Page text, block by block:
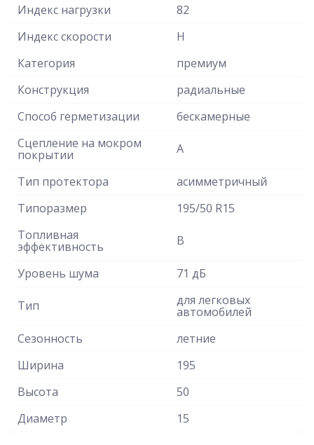
Индекс нагрузки
82
Индекс скорости
H
Категория
премиум
Конструкция
радиальные
Способ герметизации
бескамерные
Сцепление на мокром
покрытии A
Тип протектора
асимметричный
Типоразмер
195/50 R15
Топливная
эффективность B
Уровень шума 71 дБ
Тип для легковых
автомобилей
Сезонность
летние
Ширина
195
Высота
50
Диаметр
15